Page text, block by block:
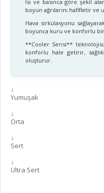
Isı ve basınca göre şekil
boyun ağrılarını hafifletir ve
Hava sirkülasyonu
boyunca kuru ve konforlu
**Cooler Serisi** teknolojisi,
konforlu hale getirir,
oluşturur.
↓
Yumuşak
↓
Orta
↓
Sert
↓
Ultra Sert